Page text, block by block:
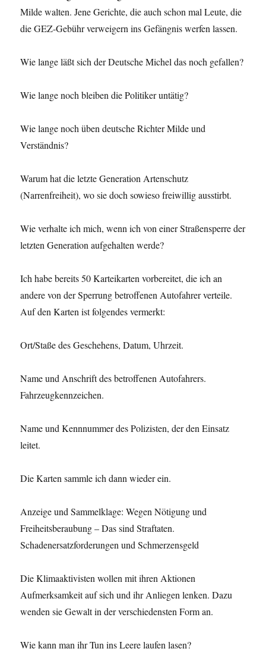
Milde walten. Jene Gerichte, die auch schon mal Leute, die
die GEZ-Gebühr verweigern ins Gefängnis werfen lassen.
Wie lange läßt sich der Deutsche Michel das noch gefallen?
Wie lange noch bleiben die Politiker untätig?
Wie lange noch üben deutsche Richter Milde und
Verständnis?
Warum hat die letzte Generation Artenschutz
(Narrenfreiheit), wo sie doch sowieso freiwillig ausstirbt.
Wie verhalte ich mich, wenn ich von einer Straßensperre der
letzten Generation aufgehalten werde?
Ich habe bereits 50 Karteikarten vorbereitet, die ich an
andere von der Sperrung betroffenen Autofahrer verteile.
Auf den Karten ist folgendes vermerkt:
Ort/Staße des Geschehens, Datum, Uhrzeit.
Name und Anschrift des betroffenen Autofahrers.
Fahrzeugkennzeichen.
Name und Kennnummer des Polizisten, der den Einsatz
leitet.
Die Karten sammle ich dann wieder ein.
Anzeige und Sammelklage: Wegen Nötigung und
Freiheitsberaubung – Das sind Straftaten.
Schadenersatzforderungen und Schmerzensgeld
Die Klimaaktivisten wollen mit ihren Aktionen
Aufmerksamkeit auf sich und ihr Anliegen lenken. Dazu
wenden sie Gewalt in der verschiedensten Form an.
Wie kann man ihr Tun ins Leere laufen lasen?